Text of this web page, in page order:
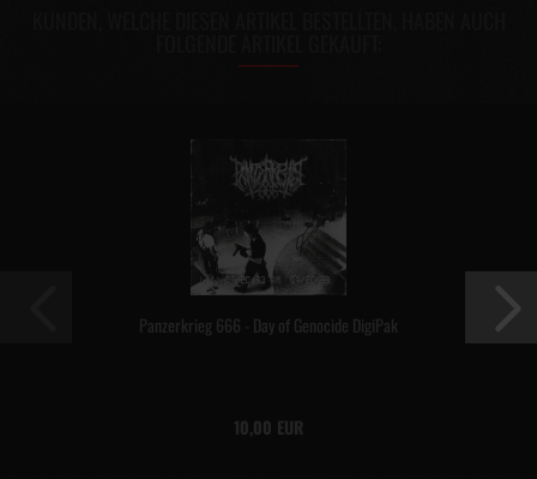
Panzerkrieg 666 - Day of Genocide DigiPak
10,00 EUR